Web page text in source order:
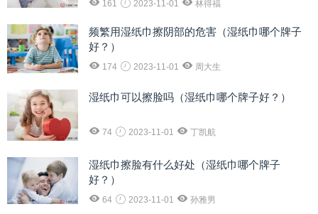
161 2023-11-01 林得福
频繁用湿纸巾擦阴部的危害（湿纸巾哪个牌子
好？）
174 2023-11-01 周大生
湿纸巾可以擦脸吗（湿纸巾哪个牌子好？）
74 2023-11-01 丁凯航
湿纸巾擦脸有什么好处（湿纸巾哪个牌子
好？）
64 2023-11-01 孙雅男